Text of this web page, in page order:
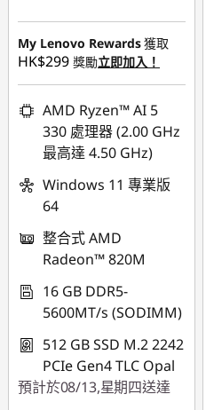
即省 :-HK$1,945.00
或者
eCoupon Savings :-
HK$3,613.00
*Savings cannot be
combined
使用優惠券 :
eCoupon limited to
3 units
My Lenovo Rewards獲取
HK$299 獎勵立即加入！
AMD Ryzen™ AI 5
330 處理器 (2.00 GHz
最高達 4.50 GHz)
Windows 11 專業版
64
整合式 AMD
Radeon™ 820M
16 GB DDR5-
5600MT/s (SODIMM)
512 GB SSD M.2 2242
PCIe Gen4 TLC Opal
預計於08/13,星期四送達